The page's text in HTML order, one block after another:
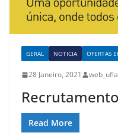
GERAL NOTICIA OFERTAS
28 Janeiro, 2021 web_ufla
Recrutamento
Read More